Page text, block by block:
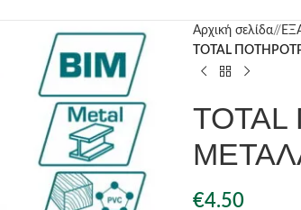
Αρχική σελίδα/
TOTAL
€4.50